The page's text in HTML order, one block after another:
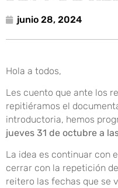
junio 28, 2024
Hola a todos,
Les cuento que ante los
repitiéramos el
introductoria, hemos
jueves 31 de octubre a
La idea es continuar con
cerrar con la repetición
reitero las fechas que se